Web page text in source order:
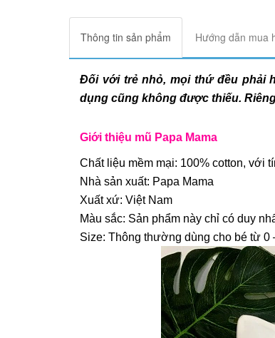
Thông tin sản phẩm Hướng dẫn mua
Đối với trẻ nhỏ, mọi thứ đều phải
dụng cũng không được thiếu.
Giới thiệu mũ Papa Mama
Chất liệu mềm mại: 100% cotton, với
Nhà sản xuất: Papa Mama
Xuất xứ: Việt Nam
Màu sắc: Sản phẩm này chỉ có duy
Size: Thông thường dùng cho bé từ 0